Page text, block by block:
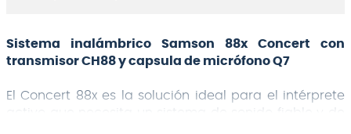
Sistema inalámbrico Samson 88x Concert con
transmisor CH88 y capsula de micrófono Q7
El Concert 88x es la solución ideal para el intérprete
activo que necesita un sistema de sonido fiable y de